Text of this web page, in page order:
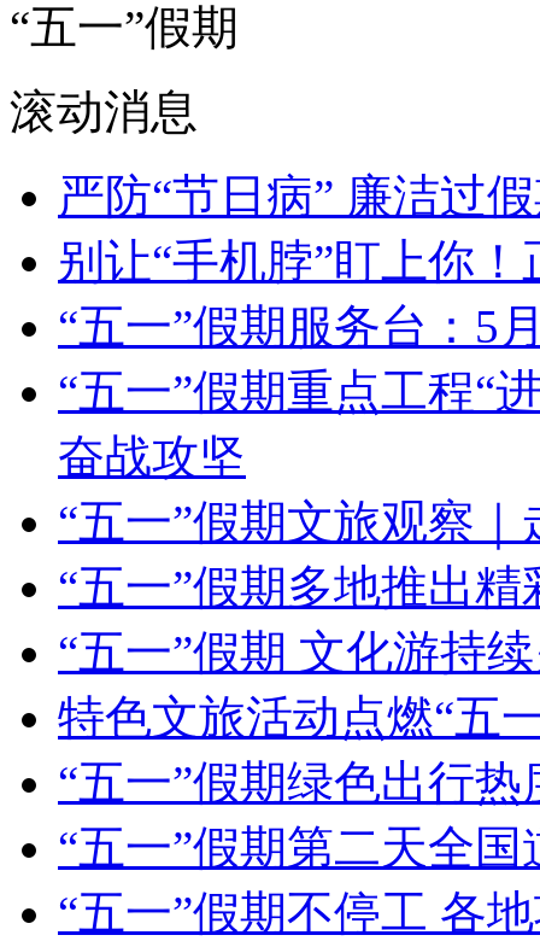
“五一”假期
滚动消息
严防“节日病” 廉洁过
别让“手机脖”盯上你
“五一”假期服务台：5
“五一”假期重点工程“
奋战攻坚
“五一”假期文旅观察
“五一”假期多地推出
“五一”假期 文化游持
特色文旅活动点燃“五
“五一”假期绿色出行
“五一”假期第二天全
“五一”假期不停工 各